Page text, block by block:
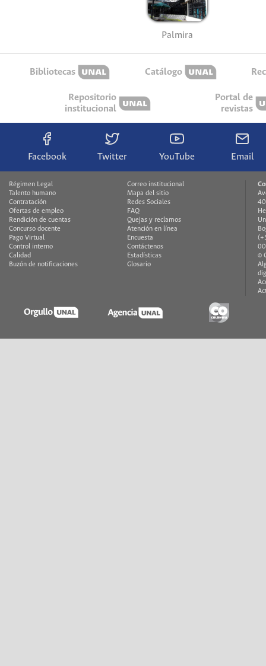
Palmira
Bibliotecas Catálogo
Repositorio
institucional
Portal de
revistas
Facebook Twitter YouTube Email
Régimen Legal
Talento humano
Contratación
Ofertas de empleo
Rendición de cuentas
Concurso docente
Pago Virtual
Control interno
Calidad
Buzón de notificaciones
Correo institucional
Mapa del sitio
Redes Sociales
FAQ
Quejas y reclamos
Atención en línea
Encuesta
Contáctenos
Estadísticas
Glosario
©